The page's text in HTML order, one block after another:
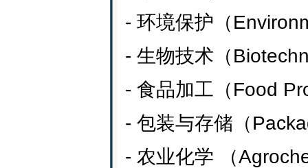
- 环境保护（
- 生物技术（
- 食品加工（Food
- 包装与存储（
- 农业化学 （